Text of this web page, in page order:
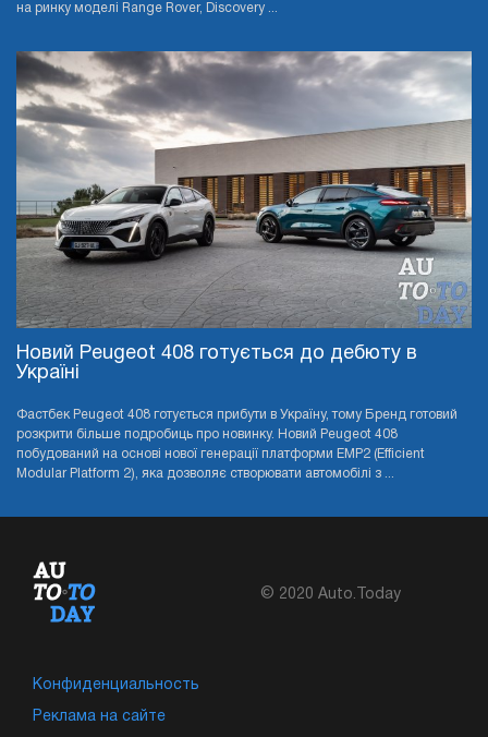
на ринку моделі Range Rover, Discovery ...
Новий Peugeot 408 готується до дебюту в
Україні
Фастбек Peugeot 408 готується прибути в Україну, тому Бренд готовий
розкрити більше подробиць про новинку. Новий Peugeot 408
побудований на основі нової генерації платформи EMP2 (Efficient
Modular Platform 2), яка дозволяє створювати автомобілі з ...
© 2020 Auto.Today
Конфиденциальность
Реклама на сайте